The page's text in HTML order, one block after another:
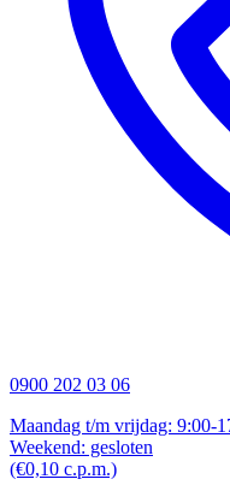
0900 202 03 06
Maandag t/m vrijdag: 9:00-
Weekend: gesloten
(€0,10 c.p.m.)